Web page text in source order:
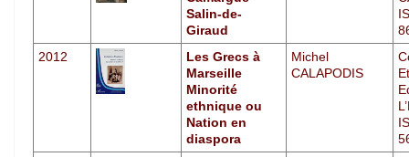
Salin-de-
Giraud
2012
Les Grecs à
Marseille
Minorité
ethnique ou
Nation en
diaspora
Michel
CALAPODIS